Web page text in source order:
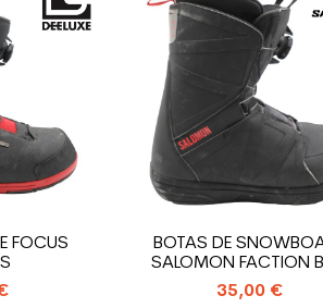
FOCUS
BOTAS DE
SALOMON FACTION
USADAS
35,00 €